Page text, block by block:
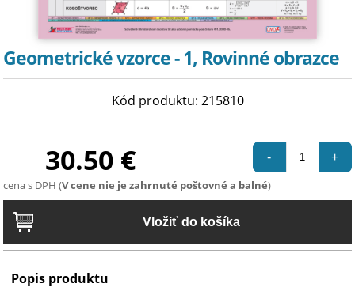
Geometrické vzorce - 1, Rovinné obrazce
Kód produktu: 215810
30.50 € +
-
cena s DPH (V cene nie je zahrnuté poštovné a balné)
Popis produktu